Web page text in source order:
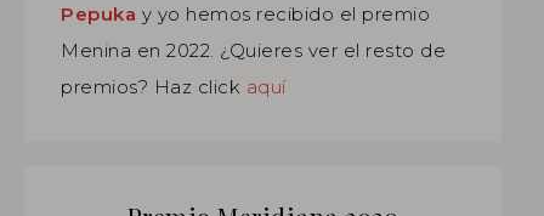
Pepuka y yo hemos recibido el premio
Menina en 2022. ¿Quieres ver el resto de
premios? Haz click aquí